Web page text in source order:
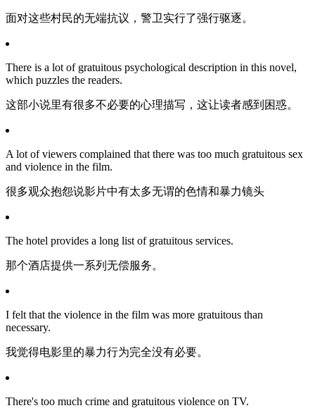
面对这些村民的无端抗议，警卫实行了强行驱逐。
There is a lot of gratuitous psychological description in this novel,
which puzzles the readers.
这部小说里有很多不必要的心理描写，这让读者感到困惑。
A lot of viewers complained that there was too much gratuitous sex
and violence in the film.
很多观众抱怨说影片中有太多无谓的色情和暴力镜头
The hotel provides a long list of gratuitous services.
那个酒店提供一系列无偿服务。
I felt that the violence in the film was more gratuitous than
necessary.
我觉得电影里的暴力行为完全没有必要。
There's too much crime and gratuitous violence on TV.